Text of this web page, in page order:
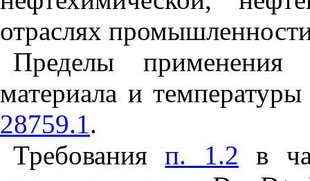
отраслях
Пределы
материала и
28759.1.
Требованияп. 1.2 в